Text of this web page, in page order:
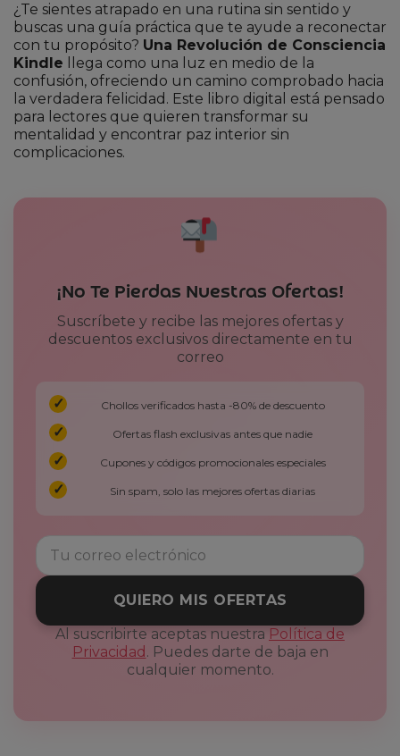
¿Te sientes atrapado en una rutina sin sentido y
buscas una guía práctica que te ayude a reconectar
con tu propósito? Una Revolución de Consciencia
Kindle llega como una luz en medio de la
confusión, ofreciendo un camino comprobado hacia
la verdadera felicidad. Este libro digital está pensado
para lectores que quieren transformar su
mentalidad y encontrar paz interior sin
complicaciones.
¡No Te Pierdas Nuestras Ofertas!
Suscríbete y recibe las mejores ofertas y
descuentos exclusivos directamente en tu
correo
Chollos verificados hasta -80% de descuento
Ofertas flash exclusivas antes que nadie
Cupones y códigos promocionales especiales
Sin spam, solo las mejores ofertas diarias
QUIERO MIS OFERTAS
Al suscribirte aceptas nuestra Política de
Privacidad . Puedes darte de baja en
cualquier momento.